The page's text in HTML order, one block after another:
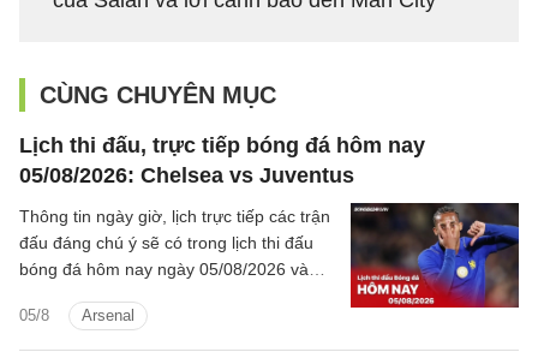
CÙNG CHUYÊN MỤC
Lịch thi đấu, trực tiếp bóng đá hôm nay
05/08/2026: Chelsea vs Juventus
05/8 Arsenal
Thông tin ngày giờ, lịch trực tiếp các trận
đấu đáng chú ý sẽ có trong lịch thi đấu
bóng đá hôm nay ngày 05/08/2026 và
tiếp.